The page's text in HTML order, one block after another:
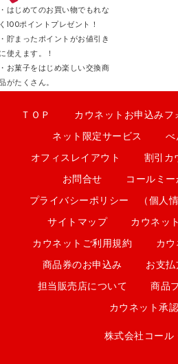
はじめてのお買い物でもれな
100ポイントプレゼント！
貯まったポイントがお値引き
使えます。！
お菓子をはじめ楽しい交換商
がたくさん。
ＴＯＰ カウネットお申込みフ
ネット限定サービス べ
オフィスレイアウト 割引カ
お問合せ コールミ
プライバシーポリシー （個人情
サイトマップ カウネッ
カウネットご利用規約 カ
商品券のお申込み お支
担当販売店について 商品
カウネット承
株式会社コール